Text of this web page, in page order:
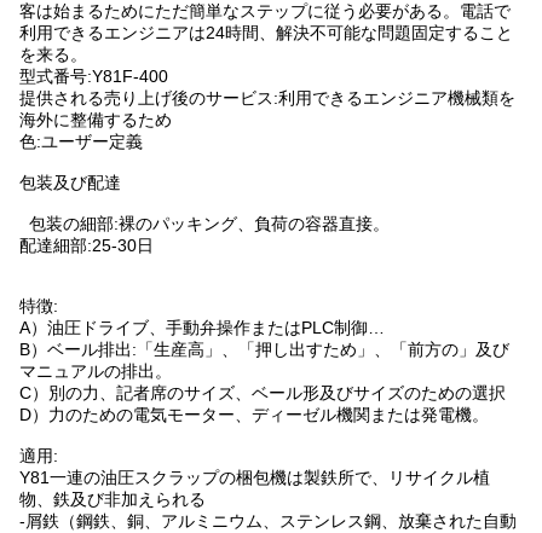
客は始まるためにただ簡単なステップに従う必要がある。電話で
利用できるエンジニアは24時間、解決不可能な問題固定すること
を来る。
型式番号:Y81F-400
提供される売り上げ後のサービス:利用できるエンジニア機械類を
海外に整備するため
色:ユーザー定義
包装及び配達
包装の細部:裸のパッキング、負荷の容器直接。
配達細部:25-30日
特徴:
A）油圧ドライブ、手動弁操作またはPLC制御…
B）ベール排出:「生産高」、「押し出すため」、「前方の」及び
マニュアルの排出。
C）別の力、記者席のサイズ、ベール形及びサイズのための選択
D）力のための電気モーター、ディーゼル機関または発電機。
適用:
Y81一連の油圧スクラップの梱包機は製鉄所で、リサイクル植
物、鉄及び非加えられる
-屑鉄（鋼鉄、銅、アルミニウム、ステンレス鋼、放棄された自動